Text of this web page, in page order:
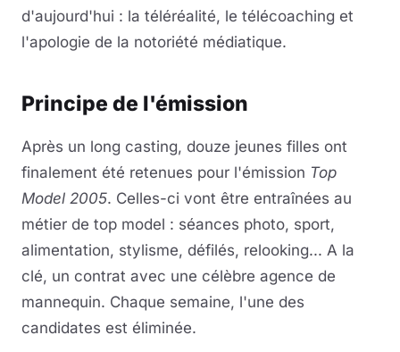
d'aujourd'hui : la téléréalité, le télécoaching et
l'apologie de la notoriété médiatique.
Principe de l'émission
Après un long casting, douze jeunes filles ont
finalement été retenues pour l'émission Top
Model 2005. Celles-ci vont être entraînées au
métier de top model : séances photo, sport,
alimentation, stylisme, défilés, relooking... A la
clé, un contrat avec une célèbre agence de
mannequin. Chaque semaine, l'une des
candidates est éliminée.